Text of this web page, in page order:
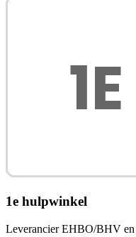
1e hulpwinkel
Leverancier EHBO/BHV en